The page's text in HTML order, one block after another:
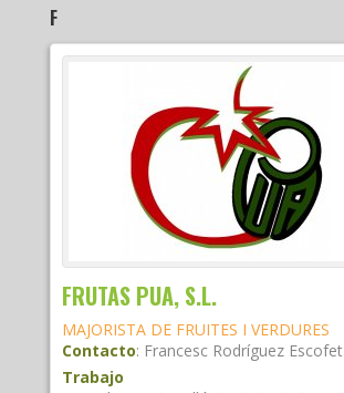
F
FRUTAS PUA, S.L.
MAJORISTA DE FRUITES I VERDURES
Contacto: Francesc Rodríguez Escofet
Trabajo